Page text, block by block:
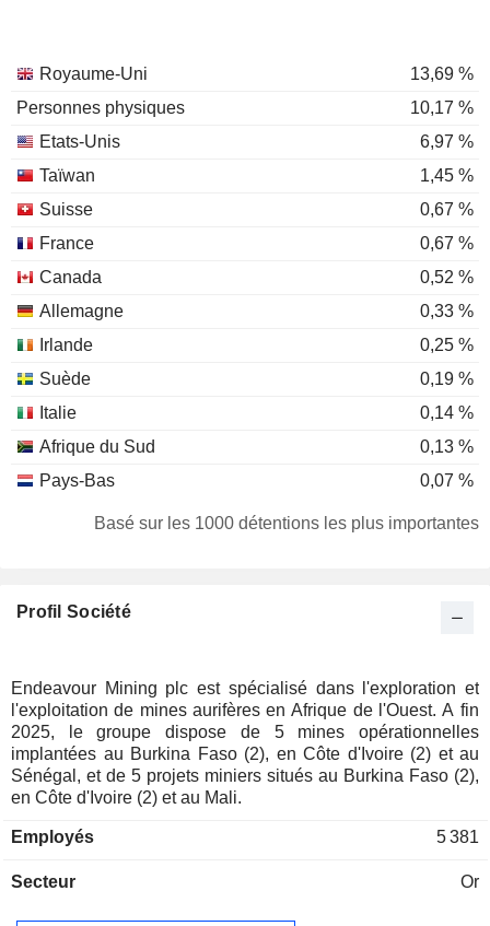
Royaume-Uni
13,69 %
Personnes physiques
10,17 %
Etats-Unis
6,97 %
Taïwan
1,45 %
Suisse
0,67 %
France
0,67 %
Canada
0,52 %
Allemagne
0,33 %
Irlande
0,25 %
Suède
0,19 %
Italie
0,14 %
Afrique du Sud
0,13 %
Pays-Bas
0,07 %
Danemark
0,06 %
Finlande
0,05 %
Liechtenstein
0,04 %
Espagne
0,02 %
Luxembourg
0,02 %
Japon
0,01 %
Basé sur les 1000 détentions les plus importantes
Profil Société
Endeavour Mining plc est spécialisé dans l'exploration et
l'exploitation de mines aurifères en Afrique de l'Ouest. A fin
2025, le groupe dispose de 5 mines opérationnelles
implantées au Burkina Faso (2), en Côte d'Ivoire (2) et au
Sénégal, et de 5 projets miniers situés au Burkina Faso (2),
en Côte d'Ivoire (2) et au Mali.
Employés 5 381
Secteur Or